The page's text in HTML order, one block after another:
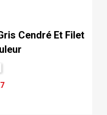
Cendré Et Filet